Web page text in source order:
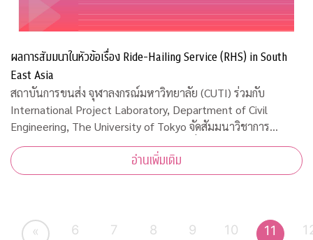
ผลการสัมมนาในหัวข้อเรื่อง Ride-Hailing Service (RHS) in South
East Asia
สถาบันการขนส่ง จุฬาลงกรณ์มหาวิทยาลัย (CUTI) ร่วมกับ
International Project Laboratory, Department of Civil
Engineering, The University of Tokyo จัดสัมมนาวิชาการ
ออนไลน์และเผยผลการสัมมนาในหัวข้อเรื่อง Ride-Hailing
Service (RHS) in South East Asia เมื่อวันพุธ
อ่านเพิ่มเติม
« 6 7 8 9 10 11